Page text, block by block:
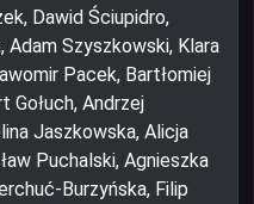
Dawid Ściupidro,
Adam Szyszkowski, Klara
Pacek, Bartłomiej
Gołuch, Andrzej
Jaszkowska, Alicja
Puchalski, Agnieszka
Burzyńska, Filip